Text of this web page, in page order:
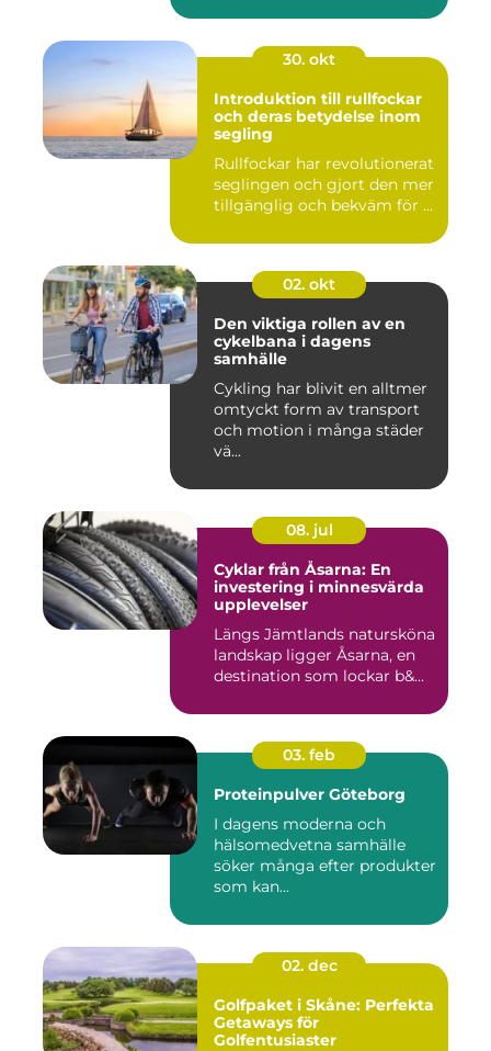
30. okt
Introduktion till rullfockar
och deras betydelse inom
segling
Rullfockar har revolutionerat
seglingen och gjort den mer
tillgänglig och bekväm för ...
02. okt
Den viktiga rollen av en
cykelbana i dagens
samhälle
Cykling har blivit en alltmer
omtyckt form av transport
och motion i många städer
vä...
08. jul
Cyklar från Åsarna: En
investering i minnesvärda
upplevelser
Längs Jämtlands natursköna
landskap ligger Åsarna, en
destination som lockar b&...
03. feb
Proteinpulver Göteborg
I dagens moderna och
hälsomedvetna samhälle
söker många efter produkter
som kan...
02. dec
Golfpaket i Skåne: Perfekta
Getaways för
Golfentusiaster